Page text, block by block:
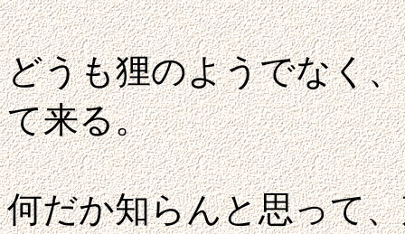
どうも狸のようでなく、
て来る。
何だか知らんと思って